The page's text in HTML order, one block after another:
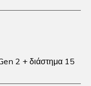
2 + διάστημα 15